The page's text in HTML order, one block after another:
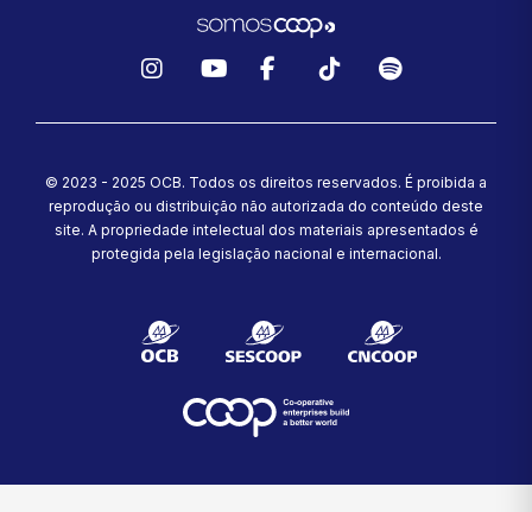
© 2023 - 2025 OCB. Todos os direitos reservados. É proibida a
reprodução ou distribuição não autorizada do conteúdo deste
site. A propriedade intelectual dos materiais apresentados é
protegida pela legislação nacional e internacional.